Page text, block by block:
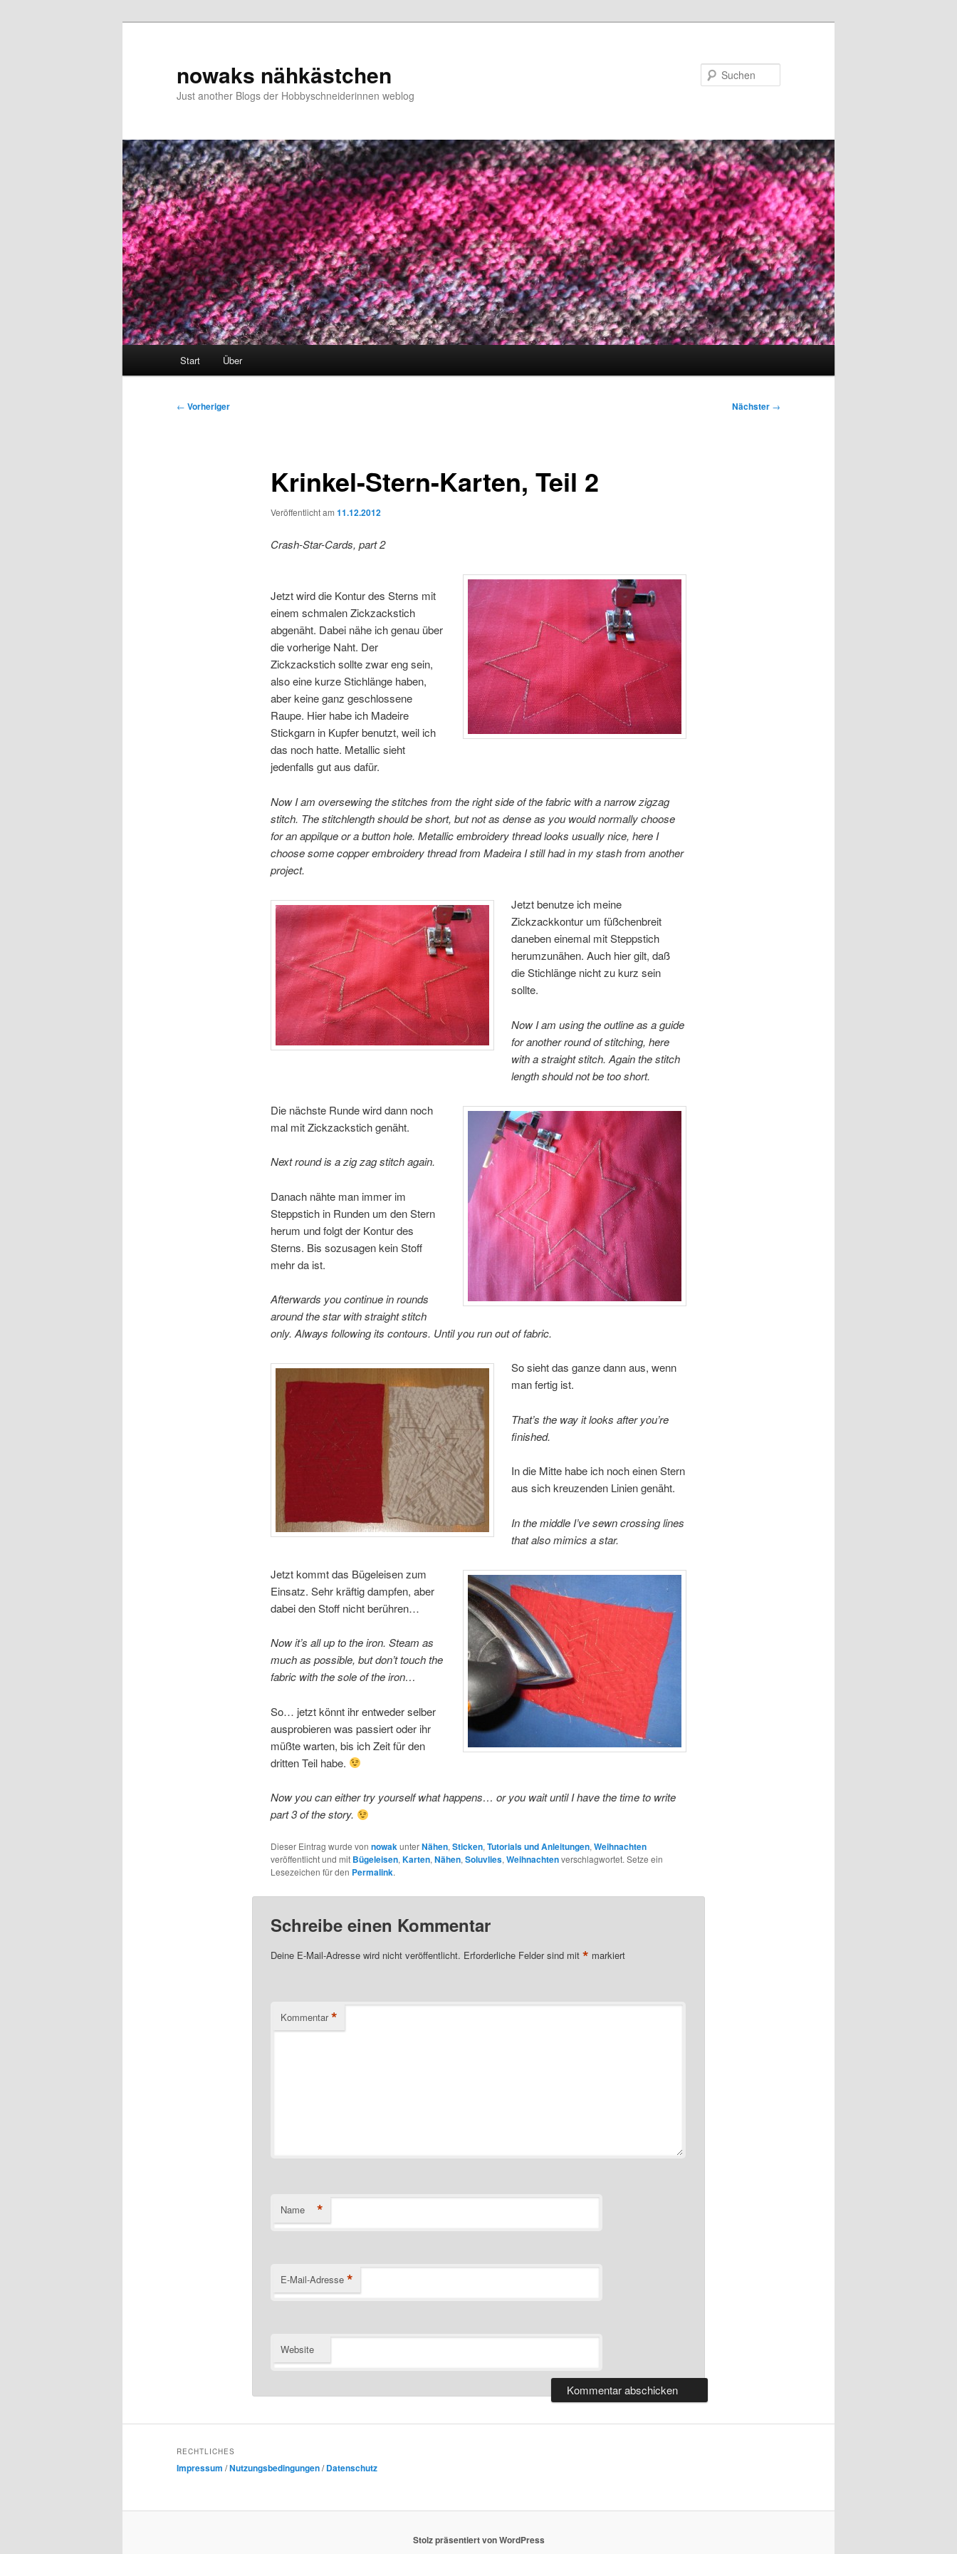
nowaks nähkästchen
Just another Blogs der Hobbyschneiderinnen weblog
Start Über
Beitragsnavigation
← Vorheriger Nächster →
Krinkel-Stern-Karten, Teil 2
Veröffentlicht am 11.12.2012
Crash-Star-Cards, part 2
Jetzt wird die Kontur des Sterns mit
einem schmalen Zickzackstich
abgenäht. Dabei nähe ich genau über
die vorherige Naht. Der
Zickzackstich sollte zwar eng sein,
also eine kurze Stichlänge haben,
aber keine ganz geschlossene
Raupe. Hier habe ich Madeire
Stickgarn in Kupfer benutzt, weil ich
das noch hatte. Metallic sieht
jedenfalls gut aus dafür.
Now I am oversewing the stitches from the right side of the fabric with a narrow zigzag
stitch. The stitchlength should be short, but not as dense as you would normally choose
for an appilque or a button hole. Metallic embroidery thread looks usually nice, here I
choose some copper embroidery thread from Madeira I still had in my stash from another
project.
Jetzt benutze ich meine
Zickzackkontur um füßchenbreit
daneben einemal mit Steppstich
herumzunähen. Auch hier gilt, daß
die Stichlänge nicht zu kurz sein
sollte.
Now I am using the outline as a guide
for another round of stitching, here
with a straight stitch. Again the stitch
length should not be too short.
Die nächste Runde wird dann noch
mal mit Zickzackstich genäht.
Next round is a zig zag stitch again.
Danach nähte man immer im
Steppstich in Runden um den Stern
herum und folgt der Kontur des
Sterns. Bis sozusagen kein Stoff
mehr da ist.
Afterwards you continue in rounds
around the star with straight stitch
only. Always following its contours. Until you run out of fabric.
So sieht das ganze dann aus, wenn
man fertig ist.
That’s the way it looks after you’re
finished.
In die Mitte habe ich noch einen Stern
aus sich kreuzenden Linien genäht.
In the middle I’ve sewn crossing lines
that also mimics a star.
Jetzt kommt das Bügeleisen zum
Einsatz. Sehr kräftig dampfen, aber
dabei den Stoff nicht berühren…
Now it’s all up to the iron. Steam as
much as possible, but don’t touch the
fabric with the sole of the iron…
So… jetzt könnt ihr entweder selber
ausprobieren was passiert oder ihr
müßte warten, bis ich Zeit für den
dritten Teil habe.
Now you can either try yourself what happens… or you wait until I have the time to write
part 3 of the story.
Dieser Eintrag wurde von nowakunterNähen,Sticken,Tutorials und Anleitungen,Weihnachten
veröffentlicht und mit Bügeleisen,Karten,Nähen,Soluvlies,Weihnachtenverschlagwortet. Setze ein
Lesezeichen für den Permalink.
Schreibe einen Kommentar
Deine E-Mail-Adresse wird nicht veröffentlicht. Erforderliche Felder sind mit * markiert
Kommentar *
Name *
E-Mail-Adresse *
Website
RECHTLICHES
Impressum /Nutzungsbedingungen/Datenschutz
Stolz präsentiert von WordPress